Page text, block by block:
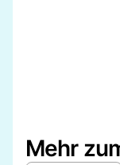
Mehr